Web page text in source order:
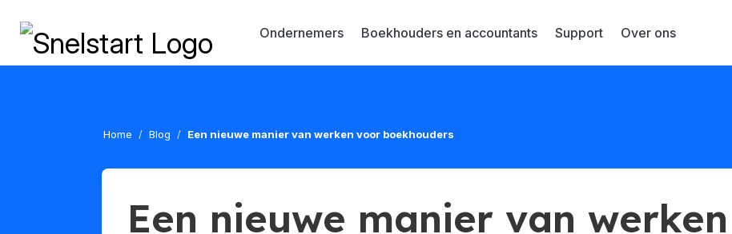
Ondernemers Boekhouders en accountants Support Over ons
Home Blog Een nieuwe manier van werken voor boekhouders
Een nieuwe manier van